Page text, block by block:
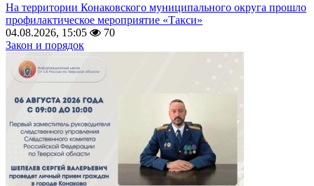
На территории Конаковского муниципального округа прошло
профилактическое мероприятие «Такси»
04.08.2026, 15:05
70
Закон и порядок